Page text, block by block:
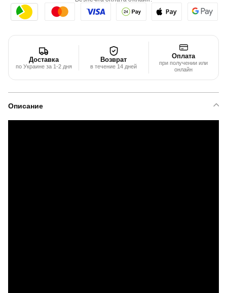
Доставка
по Украине за 1-2 дня
Возврат
в течение 14 дней
Оплата
при получении или
онлайн
Описание